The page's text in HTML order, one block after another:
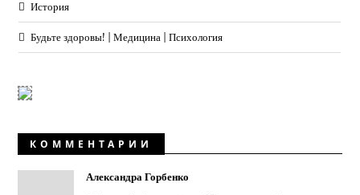
История
Будьте здоровы! | Медицина | Психология
КОММЕНТАРИИ
Александра Горбенко